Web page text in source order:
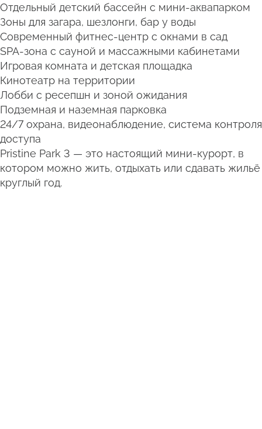
Отдельный детский бассейн с мини-аквапарком
Зоны для загара, шезлонги, бар у воды
Современный фитнес-центр с окнами в сад
SPA-зона с сауной и массажными кабинетами
Игровая комната и детская площадка
Кинотеатр на территории
Лобби с ресепшн и зоной ожидания
Подземная и наземная парковка
24/7 охрана, видеонаблюдение, система контроля
доступа
Pristine Park 3 — это настоящий мини-курорт, в
котором можно жить, отдыхать или сдавать жильё
круглый год.